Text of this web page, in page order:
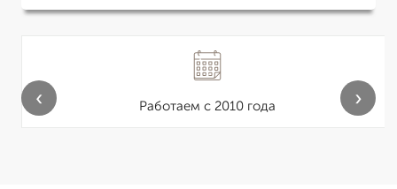
Работаем с 2010 года
‹ ›